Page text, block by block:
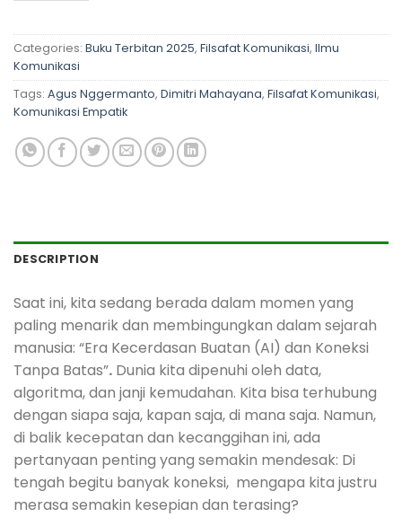
Categories: Buku Terbitan 2025, Filsafat Komunikasi, Ilmu
Komunikasi
Tags: Agus Nggermanto, Dimitri Mahayana, Filsafat Komunikasi,
Komunikasi Empatik
DESCRIPTION
Saat ini, kita sedang berada dalam momen yang
paling menarik dan membingungkan dalam sejarah
manusia: “Era Kecerdasan Buatan (AI) dan Koneksi
Tanpa Batas”. Dunia kita dipenuhi oleh data,
algoritma, dan janji kemudahan. Kita bisa terhubung
dengan siapa saja, kapan saja, di mana saja. Namun,
di balik kecepatan dan kecanggihan ini, ada
pertanyaan penting yang semakin mendesak: Di
tengah begitu banyak koneksi, mengapa kita justru
merasa semakin kesepian dan terasing?